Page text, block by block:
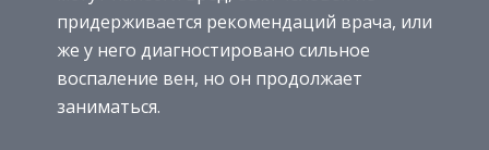
придерживается рекомендаций врача, или
же у него диагностировано сильное
воспаление вен, но он продолжает
заниматься.